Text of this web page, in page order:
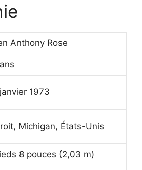
Anthony Rose
1973
Michigan, États-Unis
8 pouces (2,03 m)